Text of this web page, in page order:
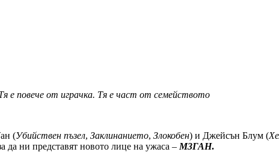
е повече от играчка. Тя е част от семейството
(Убийствен пъзел, Заклинанието, Злокобен) и Джейсън Блум (
да ни представят новото лице на ужаса –М3ГАН.